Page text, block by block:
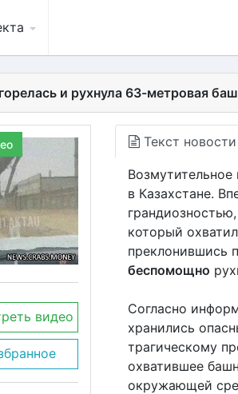
и рухнула 63-метровая
видео
Текст новости
в Казахстане.
который
преклонившись
беспомощно
Согласно
хранились
трагическому
охватившее
окружающей